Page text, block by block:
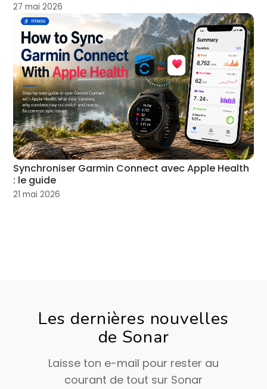
27 mai 2026
Synchroniser Garmin Connect avec Apple Health
: le guide
21 mai 2026
Les dernières nouvelles
de Sonar
Laisse ton e-mail pour rester au
courant de tout sur Sonar